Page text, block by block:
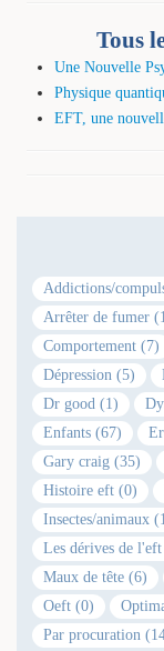
Tous
Une Nouvelle
Physique
EFT, une
Addictions/
Arrêter de fumer
Comportement (7)
Dépression (5)
Dr good (1)
Enfants (67)
Gary craig (35)
Histoire eft (0)
Insectes/animaux
Les dérives de
Maux de tête (6)
Oeft (0)
Par procuration